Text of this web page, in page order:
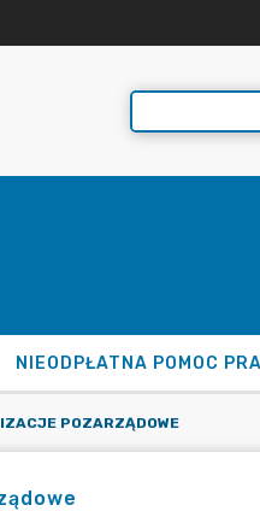
NIEODPŁATNA POMOC
POZARZĄDOWE